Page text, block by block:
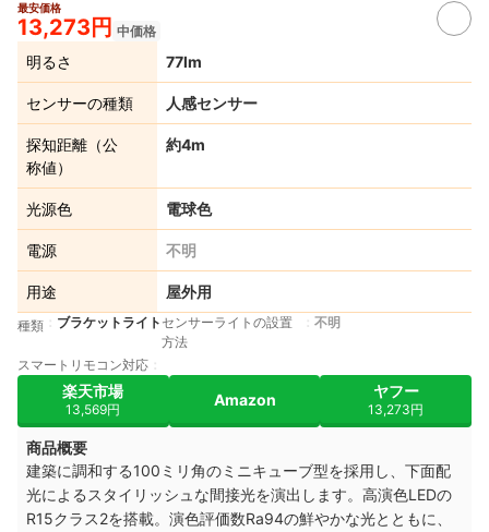
最安価格
13,273円 中価格
明るさ 77lm
センサーの種類 人感センサー
探知距離（公
称値）
約4m
光源色 電球色
電源 不明
用途 屋外用
種類 ブラケットライト センサーライトの設置
方法
不明
スマートリモコン対応
楽天市場
13,569円
Amazon ヤフー
13,273円
商品概要
建築に調和する100ミリ角のミニキューブ型を採用し、下面配
光によるスタイリッシュな間接光を演出します。高演色LEDの
R15クラス2を搭載。演色評価数Ra94の鮮やかな光とともに、